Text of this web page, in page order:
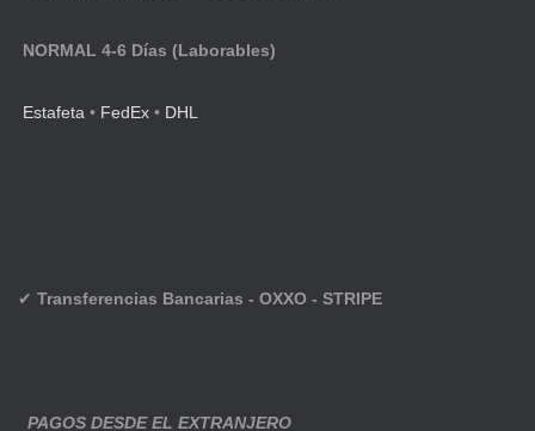
NORMAL 4-6 Días (Laborables)
Estafeta • FedEx • DHL
✔ Transferencias Bancarias - OXXO - STRIPE
PAGOS DESDE EL EXTRANJERO